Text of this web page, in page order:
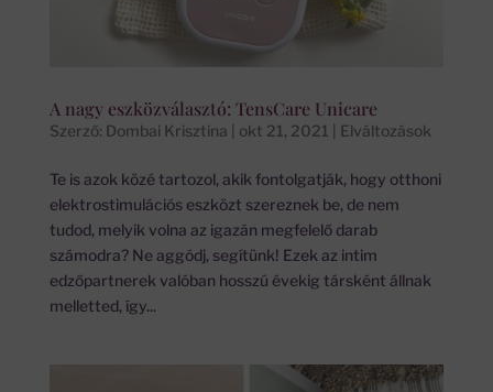
A nagy eszközválasztó: TensCare Unicare
Szerző: Dombai Krisztina okt 21, 2021 Elváltozások
Te is azok közé tartozol, akik fontolgatják, hogy otthoni
elektrostimulációs eszközt szereznek be, de nem
tudod, melyik volna az igazán megfelelő darab
számodra? Ne aggódj, segítünk! Ezek az intim
edzőpartnerek valóban hosszú évekig társként állnak
melletted, így...